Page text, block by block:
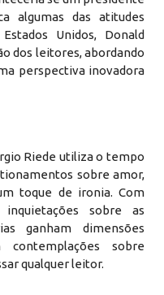
algumas das atitudes
Unidos, Donald
dos leitores, abordando
perspectiva inovadora
Riede utiliza o tempo
sobre amor,
toque de ironia. Com
sobre as
ganham dimensões
sobre
qualquer leitor.